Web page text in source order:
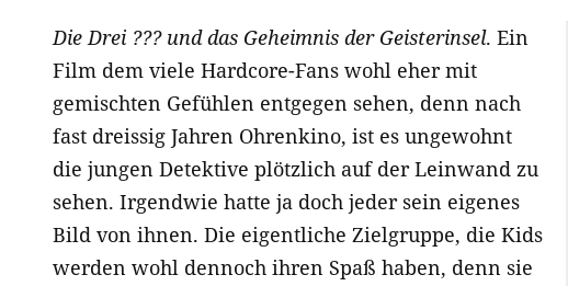
Die Drei ??? und das Geheimnis der Geisterinsel. Ein
Film dem viele Hardcore-Fans wohl eher mit
gemischten Gefühlen entgegen sehen, denn nach
fast dreissig Jahren Ohrenkino, ist es ungewohnt
die jungen Detektive plötzlich auf der Leinwand zu
sehen. Irgendwie hatte ja doch jeder sein eigenes
Bild von ihnen. Die eigentliche Zielgruppe, die Kids
werden wohl dennoch ihren Spaß haben, denn sie